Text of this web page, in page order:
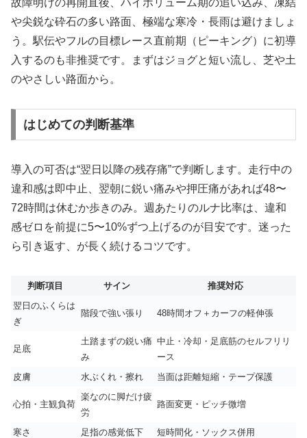
故障明けの再開直後、ハイボリューム期の追い込み、凍結
や尖鋭な砕石の多い路面、極端な寒冷・長雨は避けましょ
う。駅伝やフルの目標レース直前期（ピーキング）に初導
入するのも非推奨です。まずはジョグと短い流し、芝や土
のやさしい路面から。
はじめての判断基準
導入の可否は“翌日以降の残存痛”で判断します。走行中の
違和感は即中止、翌朝に鋭い痛みや押圧痛があれば48〜
72時間は休むか歩きのみ。週あたりのルナ比率は、違和
感ゼロを前提に5〜10%ずつ上げるのが目安です。迷った
ら引き返す、が長く続けるコツです。
判断項目 サイン
推奨対応
翌日のふくらは
ぎ
階段で強い張り 48時間オフ＋カーフの軽伸張
足底
土踏まずの鋭い痛
み
中止・冷却・足底筋のセルフリリ
ース
皮膚
水ぶくれ・擦れ 当面は距離短縮・テープ保護
心拍・主観負荷
楽なのに脚だけ疲
労
路面変更・ピッチ微増
寒さ 足指の感覚低下 短時間化・ソックス併用